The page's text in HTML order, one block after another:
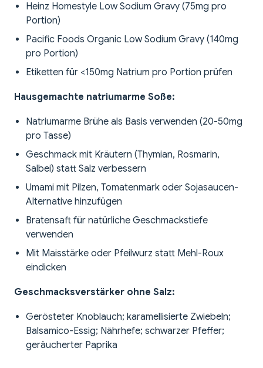
Heinz Homestyle Low Sodium Gravy (75mg pro
Portion)
Pacific Foods Organic Low Sodium Gravy (140mg
pro Portion)
Etiketten für <150mg Natrium pro Portion prüfen
Hausgemachte natriumarme Soße:
Natriumarme Brühe als Basis verwenden (20-50mg
pro Tasse)
Geschmack mit Kräutern (Thymian, Rosmarin,
Salbei) statt Salz verbessern
Umami mit Pilzen, Tomatenmark oder Sojasaucen-
Alternative hinzufügen
Bratensaft für natürliche Geschmackstiefe
verwenden
Mit Maisstärke oder Pfeilwurz statt Mehl-Roux
eindicken
Geschmacksverstärker ohne Salz:
Gerösteter Knoblauch; karamellisierte Zwiebeln;
Balsamico-Essig; Nährhefe; schwarzer Pfeffer;
geräucherter Paprika